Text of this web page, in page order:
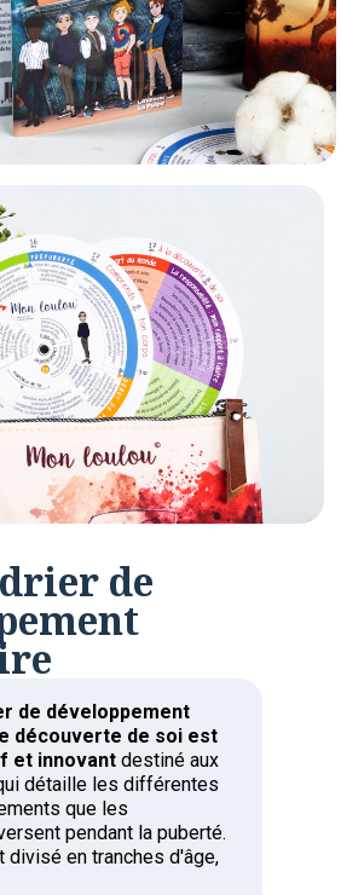
de
de développement
découverte de soi est
et innovantdestiné aux
détaille les différentes
que les
pendant la puberté.
divisé en tranches d'âge,